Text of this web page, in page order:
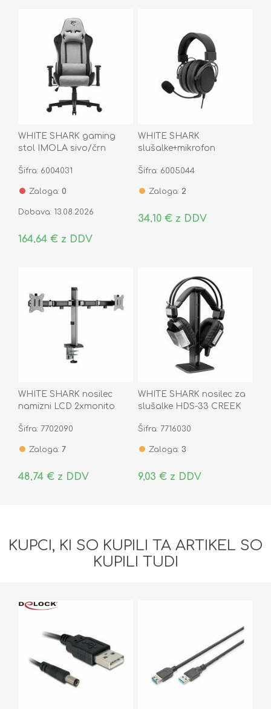
WHITE SHARK gaming
stol IMOLA sivo/črn
Šifra: 6004031
Zaloga: 0
Dobava: 13.08.2026
164,64 € z DDV
WHITE SHARK
slušalke+mikrofon
GORILLA
Šifra: 6005044
Zaloga: 2
34,10 € z DDV
WHITE SHARK nosilec
namizni LCD 2xmonito
AMENHOTEP-II
Šifra: 7702090
Zaloga: 7
48,74 € z DDV
WHITE SHARK nosilec za
slušalke HDS-33 CREEK
Šifra: 7716030
Zaloga: 3
9,03 € z DDV
KUPCI, KI SO KUPILI TA ARTIKEL SO
KUPILI TUDI